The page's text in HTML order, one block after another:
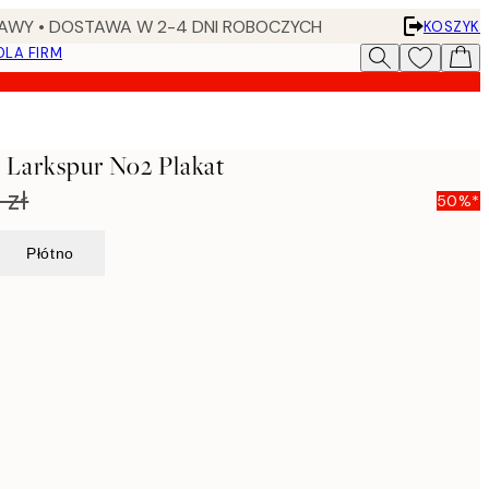
• DOSTAWA W 2-4 DNI ROBOCZYCH
KOSZYK
FIRM
No2 Plakat
50%*
Płótno